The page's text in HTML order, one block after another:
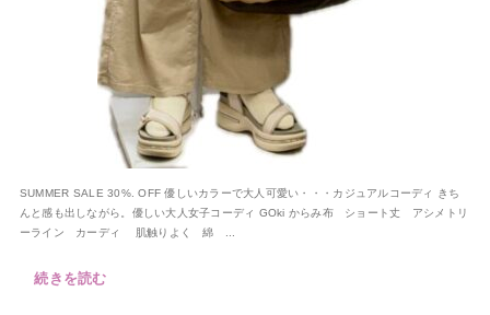
SUMMER SALE 30%. OFF 優しいカラーで大人可愛い・・・カジュアルコーディ きち
んと感も出しながら。優しい大人女子コーディ GOki からみ布 ショート丈 アシメトリ
ーライン カーディ 肌触りよく 綿 ...
続きを読む